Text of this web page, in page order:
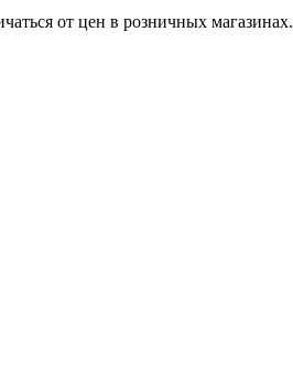
от цен в розничных магазинах.